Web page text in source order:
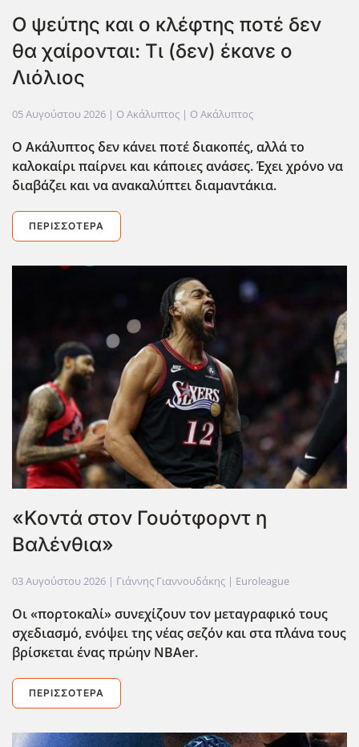
Ο ψεύτης και ο κλέφτης ποτέ δεν
θα χαίρονται: Τι (δεν) έκανε ο
Λιόλιος
05 Αυγούστου 2026 | Ο Ακάλυπτος | Ο Ακάλυπτος
Ο Ακάλυπτος δεν κάνει ποτέ διακοπές, αλλά το
καλοκαίρι παίρνει και κάποιες ανάσες. Έχει χρόνο να
διαβάζει και να ανακαλύπτει διαμαντάκια.
ΠΕΡΙΣΣΌΤΕΡΑ
«Κοντά στον Γουότφορντ η
Βαλένθια»
03 Αυγούστου 2026 | Γιάννης Γιαννουδάκης | Euroleague
Οι «πορτοκαλί» συνεχίζουν τον μεταγραφικό τους
σχεδιασμό, ενόψει της νέας σεζόν και στα πλάνα τους
βρίσκεται ένας πρώην NBAer.
ΠΕΡΙΣΣΌΤΕΡΑ